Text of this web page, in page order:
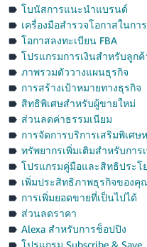
โบนัสการแนะนำแบรนด์
เครื่องมือสำรวจโอกาสในกา
โอกาสลงทะเบียน FBA
โปรแกรมการเงินสำหรับลูก
ภาพรวมตัววางแผนธุรกิจ
การสร้างเป้าหมายทางธุรกิจ
สิทธิพิเศษสำหรับผู้ขายใหม่
ส่วนลดค่าธรรมเนียม
การจัดการบริการเสริมพิเศ
ทรัพยากรเพิ่มเติมสำหรับการ
โปรแกรมคู่มือและสิทธิประ
เพิ่มประสิทธิภาพธุรกิจของคุ
การเพิ่มยอดขายที่เป็นไปได้
ส่วนลดราคา
Alexa สำหรับการช็อปปิง
โปรแกรม Subscribe & Save